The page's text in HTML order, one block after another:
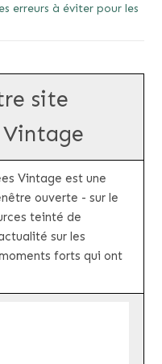
erreurs à éviter pour les
site
Vintage
Vintage est une
ouverte - sur le
teinté de
sur les
forts qui ont